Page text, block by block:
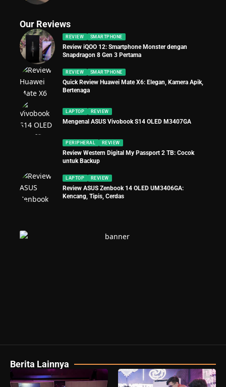
Our Reviews
REVIEW SMARTPHONE
Review iQOO 12: Smartphone Monster dengan
Snapdragon 8 Gen 3 Pertama
REVIEW SMARTPHONE
Quick Review Huawei Mate X6: Elegan, Kamera Apik,
Bertenaga
LAPTOP REVIEW
Mengenal ASUS Vivobook S14 OLED M3407GA
PERIPHERAL REVIEW
Review Western Digital My Passport 2 TB: Cocok
untuk Backup
LAPTOP REVIEW
Review ASUS Zenbook 14 OLED UM3406GA:
Kencang, Tipis, Cerdas
Berita Lainnya